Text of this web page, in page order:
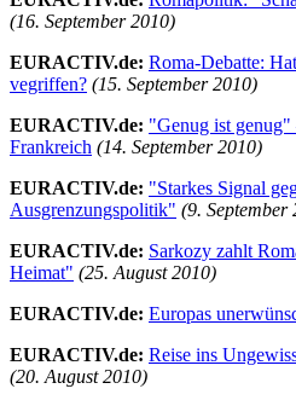
(16. September 2010)
EURACTIV.de: Roma-Debatte:
vegriffen? (15. September 2010)
EURACTIV.de: "Genug ist
Frankreich (14. September 2010)
EURACTIV.de: "Starkes Signal
Ausgrenzungspolitik" (9. September
EURACTIV.de: Sarkozy zahlt
Heimat" (25. August 2010)
EURACTIV.de: Europas
EURACTIV.de: Reise ins
(20. August 2010)